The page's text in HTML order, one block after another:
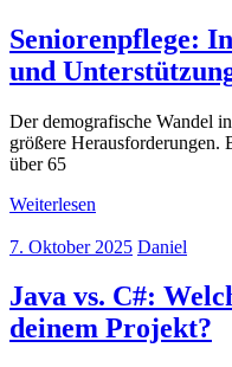
Seniorenpflege:
und
Der demografische Wandel
größere Herausforderungen.
über 65
Weiterlesen
7. Oktober 2025 Daniel
Java vs. C#:
deinem Projekt?